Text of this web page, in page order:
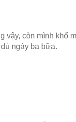
vậy, còn mình khổ
ngày ba bữa.